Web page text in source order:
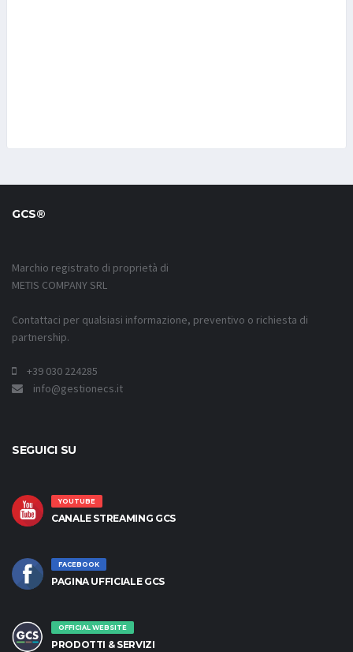
GCS®
Marchio registrato di proprietà di
METIS COMPANY SRL
Contattaci per qualsiasi informazione, preventivo o richiesta di
partnership.
+39 030 224285
info@gestionecs.it
SEGUICI SU
YOUTUBE
CANALE STREAMING GCS
FACEBOOK
PAGINA UFFICIALE GCS
OFFICIAL WEBSITE
PRODOTTI & SERVIZI